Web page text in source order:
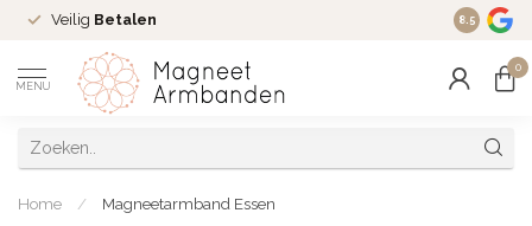
Veilig Betalen Ruim 16
8.5
MENU
0
Home / Magneetarmband Essen